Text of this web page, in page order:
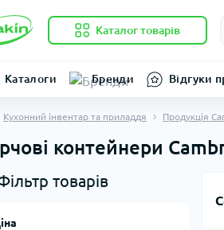
Каталог товарів
Каталоги Бренди Відгуки
Кухонний інвентар та приладдя Продукція
контейнери
товарів